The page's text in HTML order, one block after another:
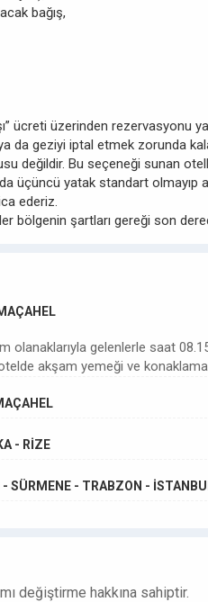
bağış,
üzerinden rezervasyonu
da geziyi iptal etmek zorunda
değildir. Bu seçeneği sunan
üçüncü yatak standart
ederiz.
bölgenin şartları gereği son
olanaklarıyla gelenlerle saat
akşam yemeği ve
- RİZE
SÜRMENE - TRABZON -
değiştirme hakkına sahiptir.